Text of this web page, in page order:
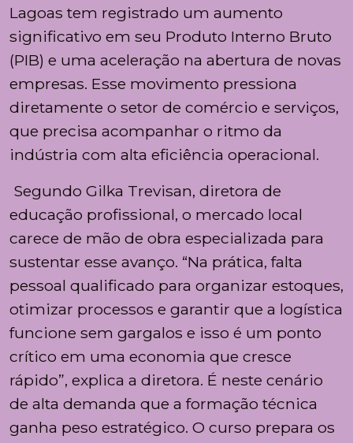
Lagoas tem registrado um aumento
significativo em seu Produto Interno Bruto
(PIB) e uma aceleração na abertura de novas
empresas. Esse movimento pressiona
diretamente o setor de comércio e serviços,
que precisa acompanhar o ritmo da
indústria com alta eficiência operacional.
Segundo Gilka Trevisan, diretora de
educação profissional, o mercado local
carece de mão de obra especializada para
sustentar esse avanço. “Na prática, falta
pessoal qualificado para organizar estoques,
otimizar processos e garantir que a logística
funcione sem gargalos e isso é um ponto
crítico em uma economia que cresce
rápido”, explica a diretora. É neste cenário
de alta demanda que a formação técnica
ganha peso estratégico. O curso prepara os